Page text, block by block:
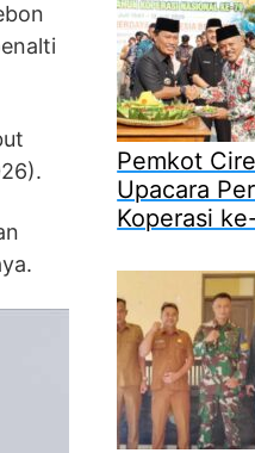
Pemkot
Upacara
Koperasi